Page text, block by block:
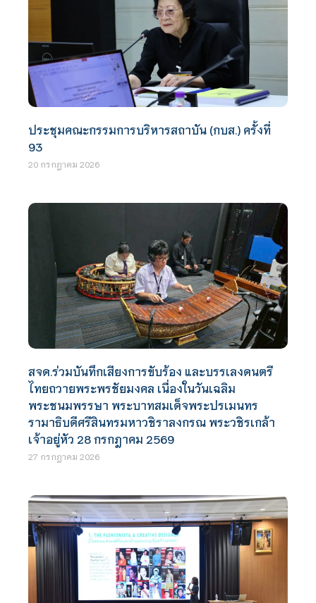
ประชุมคณะกรรมการบริหารสถาบัน (กบส.) ครั้งที่
93
20 กรกฎาคม 2026
สจด.ร่วมบันทึกเสียงการขับร้อง และบรรเลงดนตรี
ไทยถวายพระพรชัยมงคล เนื่องในวันเฉลิม
พระชนมพรรษา พระบาทสมเด็จพระปรเมนทร
รามาธิบดีศรีสินทรมหาวชิราลงกรณ พระวชิรเกล้า
เจ้าอยู่หัว 28 กรกฎาคม 2569
27 กรกฎาคม 2026